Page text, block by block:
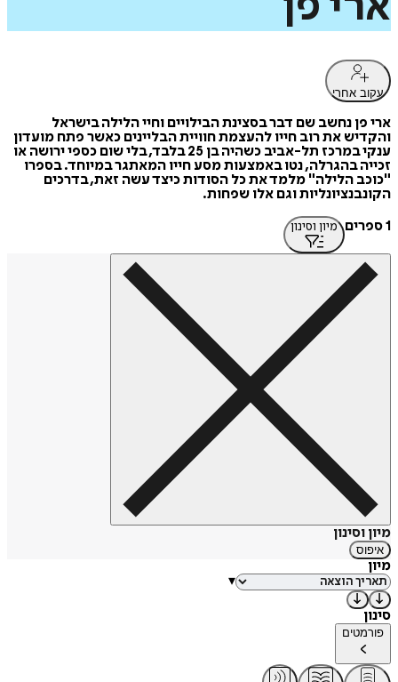
עקוב אחרי
ארי פן נחשב שם דבר בסצינת הבילויים וחיי הלילה בישראל
והקדיש את רוב חייו להעצמת חוויית הבליינים כאשר פתח מועדון
ענקי במרכז תל-אביב כשהיה בן 25 בלבד, בלי שום כספי ירושה או
זכייה בהגרלה, נטו באמצעות מסע חייו המאתגר במיוחד. בספרו
"כוכב הלילה" מלמד את כל הסודות כיצד עשה זאת, בדרכים
הקונבנציונליות וגם אלו שפחות.
1 ספרים
מיון וסינון
מיון וסינון
איפוס
מיון
▾
סינון
פורמטים